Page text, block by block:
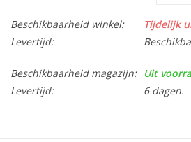
Beschikbaarheid winkel:
Tijdelijk
Levertijd:
Beschikbaarheid magazijn:
Uit
Levertijd:
6 dagen.